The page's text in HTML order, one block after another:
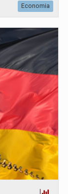
Economia